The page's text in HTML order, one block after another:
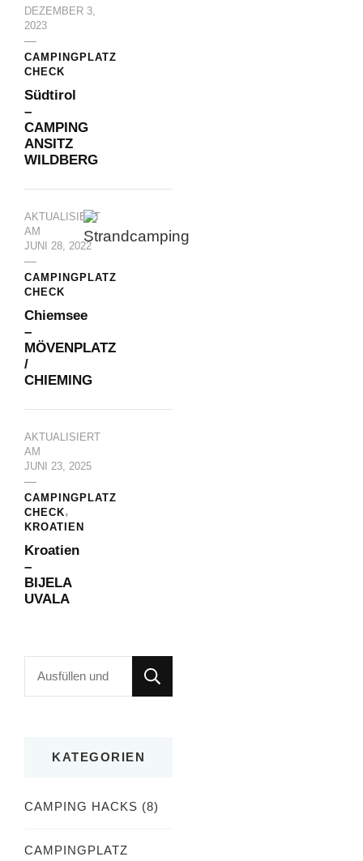
DEZEMBER 3,
2023
CAMPINGPLATZ
CHECK
Südtirol
–
CAMPING
ANSITZ
WILDBERG
AKTUALISIERT
AM
JUNI 28, 2022
CAMPINGPLATZ
CHECK
Chiemsee
–
MÖVENPLATZ
/
CHIEMING
AKTUALISIERT
AM
JUNI 23, 2025
CAMPINGPLATZ
CHECK
KROATIEN
Kroatien
–
BIJELA
UVALA
Suchst
du
etwas?KATEGORIEN
CAMPING HACKS (8)
CAMPINGPLATZ